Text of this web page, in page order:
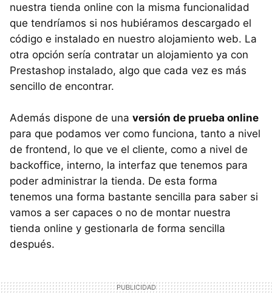
nuestra tienda online con la misma funcionalidad
que tendríamos si nos hubiéramos descargado el
código e instalado en nuestro alojamiento web. La
otra opción sería contratar un alojamiento ya con
Prestashop instalado, algo que cada vez es más
sencillo de encontrar.
Además dispone de una versión de prueba online
para que podamos ver como funciona, tanto a nivel
de frontend, lo que ve el cliente, como a nivel de
backoffice, interno, la interfaz que tenemos para
poder administrar la tienda. De esta forma
tenemos una forma bastante sencilla para saber si
vamos a ser capaces o no de montar nuestra
tienda online y gestionarla de forma sencilla
después.